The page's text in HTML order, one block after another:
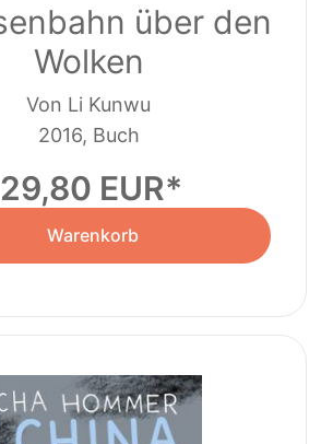
über den
Wolken
Von Li Kunwu
2016, Buch
29,80 EUR
Warenkorb